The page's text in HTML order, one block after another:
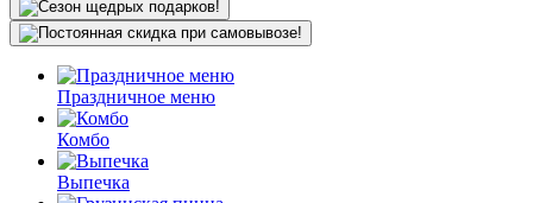
Праздничное меню
Комбо
Выпечка